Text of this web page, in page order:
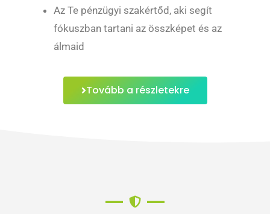
Az Te pénzügyi szakértőd, aki segít
fókuszban tartani az összképet és az
álmaid
Tovább a részletekre